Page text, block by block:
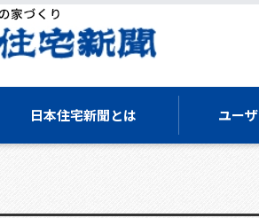
日本住宅新聞とは ユー